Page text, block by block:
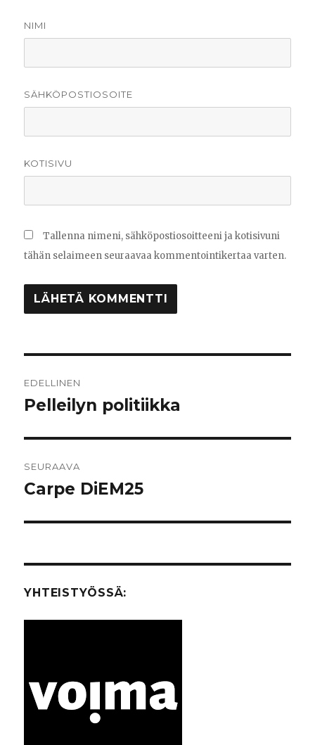
NIMI
SÄHKÖPOSTIOSOITE
KOTISIVU
Tallenna nimeni, sähköpostiosoitteeni ja kotisivuni
tähän selaimeen seuraavaa kommentointikertaa varten.
selaus
EDELLINEN
Edellinen
Pelleilyn politiikka
SEURAAVA
Seuraava
Carpe DiEM25
YHTEISTYÖSSÄ: